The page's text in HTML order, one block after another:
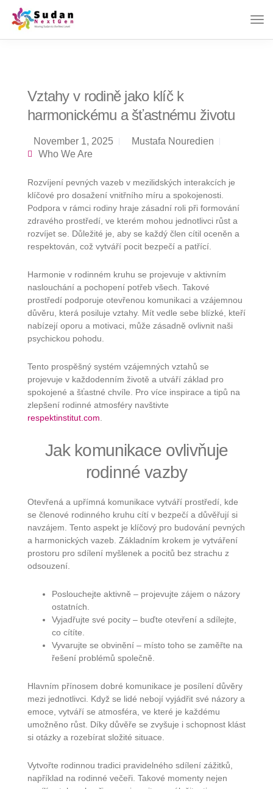
Vztahy v rodině jako klíč k
harmonickému a šťastnému životu
November 1, 2025
Mustafa Nouredien
Who We Are
Rozvíjení pevných vazeb v mezilidských interakcích je
klíčové pro dosažení vnitřního míru a spokojenosti.
Podpora v rámci rodiny hraje zásadní roli při formování
zdravého prostředí, ve kterém mohou jednotlivci růst a
rozvíjet se. Důležité je, aby se každý člen cítil oceněn a
respektován, což vytváří pocit bezpečí a patřící.
Harmonie v rodinném kruhu se projevuje v aktivním
naslouchání a pochopení potřeb všech. Takové
prostředí podporuje otevřenou komunikaci a vzájemnou
důvěru, která posiluje vztahy. Mít vedle sebe blízké, kteří
nabízejí oporu a motivaci, může zásadně ovlivnit naši
psychickou pohodu.
Tento prospěšný systém vzájemných vztahů se
projevuje v každodenním životě a utváří základ pro
spokojené a šťastné chvíle. Pro více inspirace a tipů na
zlepšení rodinné atmosféry navštivte
respektinstitut.com
Jak komunikace ovlivňuje
rodinné vazby
Otevřená a upřímná komunikace vytváří prostředí, kde
se členové rodinného kruhu cítí v bezpečí a důvěřují si
navzájem. Tento aspekt je klíčový pro budování pevných
a harmonických vazeb. Základním krokem je vytváření
prostoru pro sdílení myšlenek a pocitů bez strachu z
odsouzení.
Poslouchejte aktivně – projevujte zájem o názory
ostatních.
Vyjadřujte své pocity – buďte otevření a sdílejte,
co cítíte.
Vyvarujte se obvinění – místo toho se zaměřte na
řešení problémů společně.
Hlavním přínosem dobré komunikace je posílení důvěry
mezi jednotlivci. Když se lidé nebojí vyjádřit své názory a
emoce, vytváří se atmosféra, ve které je každému
umožněno růst. Díky důvěře se zvyšuje i schopnost klást
si otázky a rozebírat složité situace.
Vytvořte rodinnou tradici pravidelného sdílení zážitků,
například na rodinné večeři. Takové momenty nejen